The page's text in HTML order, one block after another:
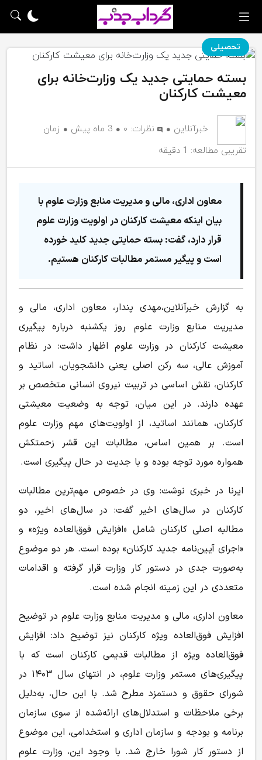
تحصیلی
بسته حمایتی جدید یک وزارت‌خانه برای
معیشت کارکنان
خبرآنلاین نظرات: ۰ 3 ماه پیش
زمان
تقریبی مطالعه: 1 دقیقه
معاون اداری، مالی و مدیریت منابع وزارت علوم با
بیان اینکه معیشت کارکنان در اولویت وزارت علوم
قرار دارد، گفت: بسته حمایتی جدید کلید خورده
است و پیگیر مستمر مطالبات کارکنان هستیم.
به گزارش خبرآنلاین،مهدی پندار، معاون اداری، مالی و
مدیریت منابع وزارت علوم روز یکشنبه درباره پیگیری
معیشت کارکنان در وزارت علوم اظهار داشت: در نظام
آموزش عالی، سه رکن اصلی یعنی دانشجویان، اساتید و
کارکنان، نقش اساسی در تربیت نیروی انسانی متخصص بر
عهده دارند. در این میان، توجه به وضعیت معیشتی
کارکنان، همانند اساتید، از اولویت‌های مهم وزارت علوم
است. بر همین اساس، مطالبات این قشر زحمتکش
همواره مورد توجه بوده و با جدیت در حال پیگیری است.
ایرنا در خبری نوشت: وی در خصوص مهم‌ترین مطالبات
کارکنان در سال‌های اخیر گفت: در سال‌های اخیر، دو
مطالبه اصلی کارکنان شامل «افزایش فوق‌العاده ویژه» و
«اجرای آیین‌نامه جدید کارکنان» بوده است. هر دو موضوع
به‌صورت جدی در دستور کار وزارت قرار گرفته و اقدامات
متعددی در این زمینه انجام شده است.
معاون اداری، مالی و مدیریت منابع وزارت علوم در توضیح
افزایش فوق‌العاده ویژه کارکنان نیز توضیح داد: افزایش
فوق‌العاده ویژه از مطالبات قدیمی کارکنان است که با
پیگیری‌های مستمر وزارت علوم، در انتهای سال ۱۴۰۳ در
شورای حقوق و دستمزد مطرح شد. با این حال، به‌دلیل
برخی ملاحظات و استدلال‌های ارائه‌شده از سوی سازمان
برنامه و بودجه و سازمان اداری و استخدامی، این موضوع
از دستور کار شورا خارج شد. با وجود این، وزارت علوم